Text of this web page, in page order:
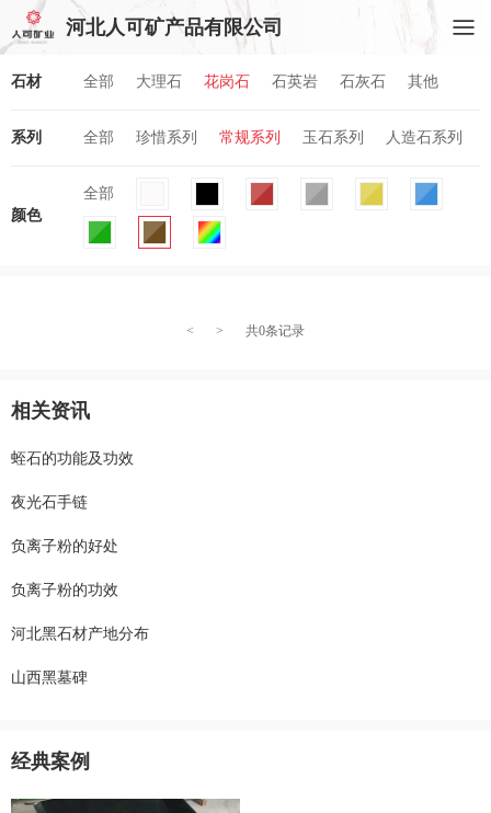
河北人可矿产品有限公司
石材 全部 大理石 花岗石 石英岩 石灰石 其他
系列 全部 珍惜系列 常规系列 玉石系列 人造石系列
颜色
全部
< > 共0条记录
相关资讯
蛭石的功能及功效
夜光石手链
负离子粉的好处
负离子粉的功效
河北黑石材产地分布
山西黑墓碑
经典案例